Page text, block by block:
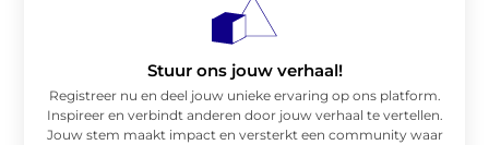
Stuur ons jouw verhaal!
Registreer nu en deel jouw unieke ervaring op ons platform.
Inspireer en verbindt anderen door jouw verhaal te vertellen.
Jouw stem maakt impact en versterkt een community waar